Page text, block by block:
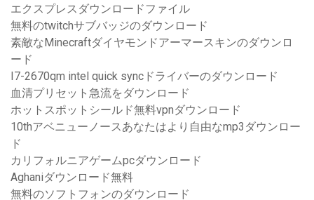
エクスプレスダウンロードファイル
無料のtwitchサブバッジのダウンロード
素敵なMinecraftダイヤモンドアーマースキンのダウンロ
ード
I7-2670qm intel quick syncドライバーのダウンロード
血清プリセット急流をダウンロード
ホットスポットシールド無料vpnダウンロード
10thアベニューノースあなたはより自由なmp3ダウンロー
ド
カリフォルニアゲームpcダウンロード
Aghaniダウンロード無料
無料のソフトフォンのダウンロード